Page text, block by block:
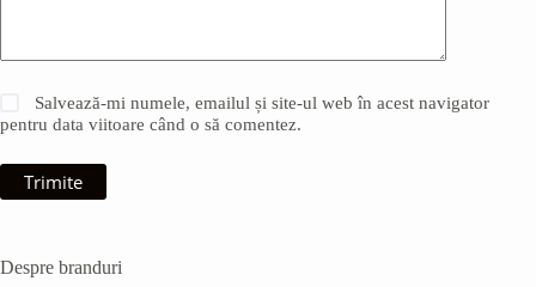
Salvează-mi numele, emailul și site-ul web în acest navigator
pentru data viitoare când o să comentez.
Trimite
Despre branduri